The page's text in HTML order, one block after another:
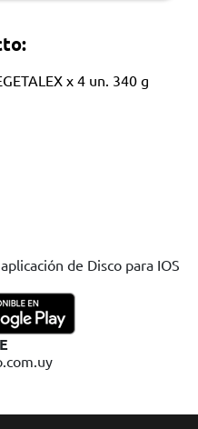
x 4 un. 340 g
de Disco para IOS